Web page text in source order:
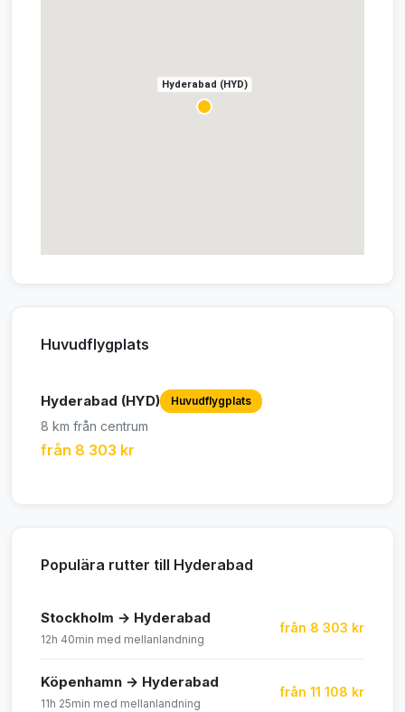
Hyderabad (HYD)
Huvudflygplats
Hyderabad (HYD) Huvudflygplats
8 km från centrum
från 8 303 kr
Populära rutter till Hyderabad
Stockholm → Hyderabad
12h 40min med mellanlandning
från 8 303 kr
Köpenhamn → Hyderabad
11h 25min med mellanlandning
från 11 108 kr